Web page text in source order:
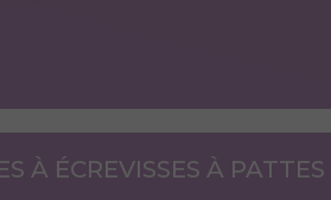
À ÉCREVISSES À PATTES